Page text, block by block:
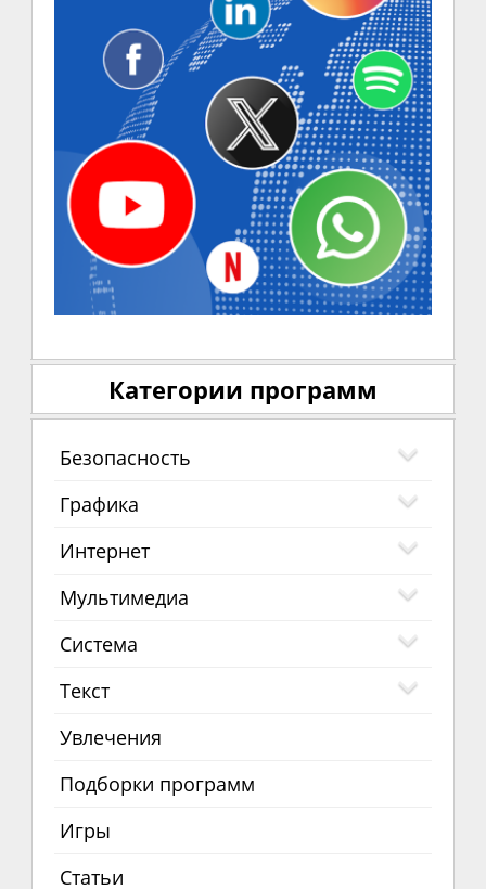
Категории программ
Безопасность
Графика
Интернет
Мультимедиа
Система
Текст
Увлечения
Подборки программ
Игры
Статьи